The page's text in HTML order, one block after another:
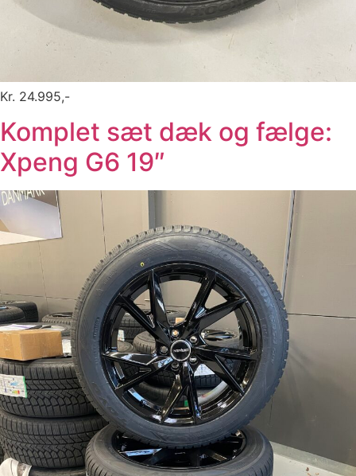
Kr. 24.995,-
Komplet sæt dæk og fælge:
Xpeng G6 19″